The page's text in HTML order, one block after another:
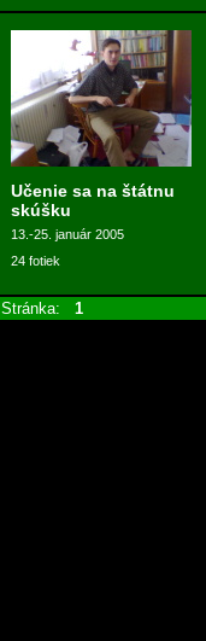
Učenie sa na štátnu
skúšku
13.-25. január 2005
24 fotiek
Stránka: 1